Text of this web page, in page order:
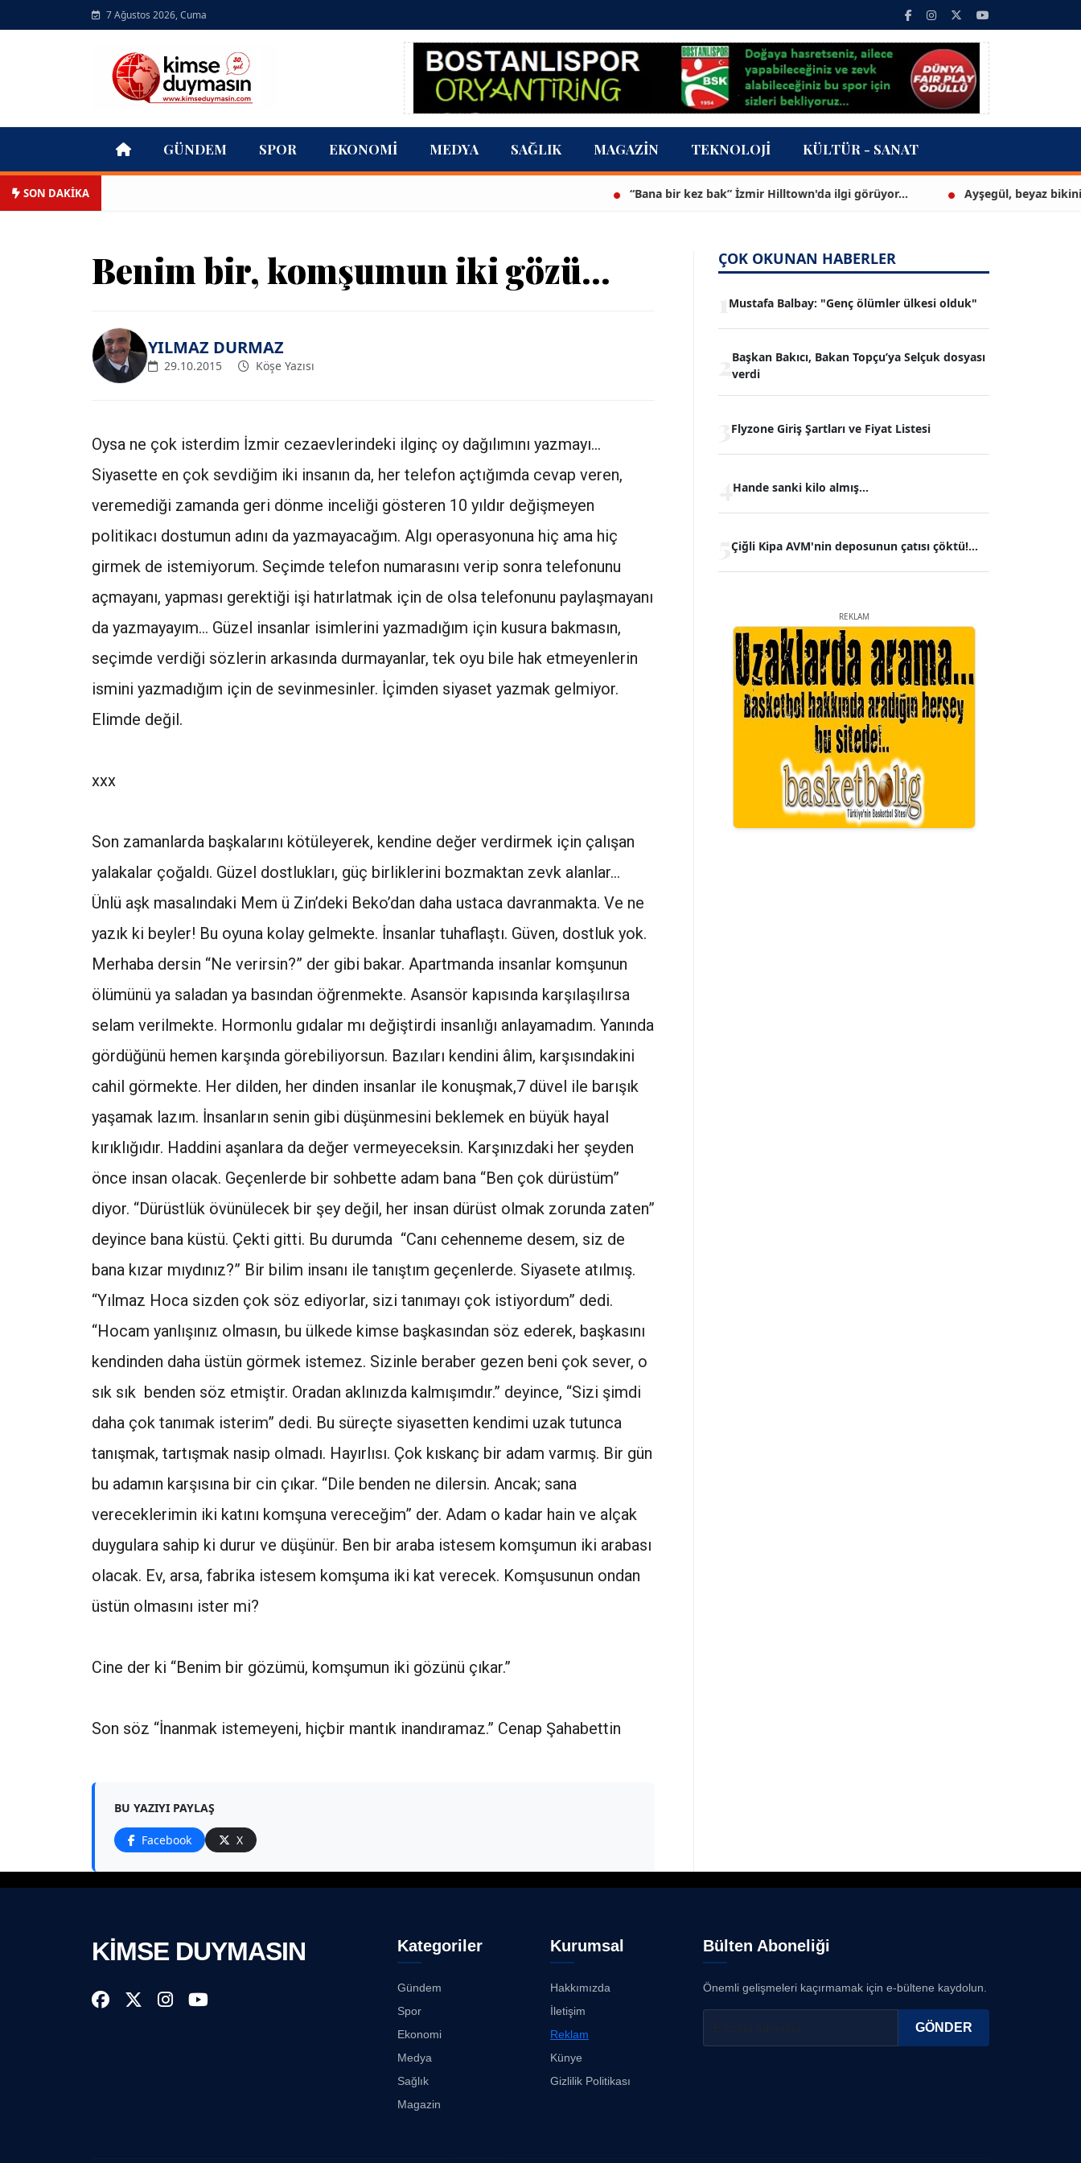
7 Ağustos 2026, Cuma
GÜNDEM SPOR EKONOMI MEDYA SAĞLIK MAGAZIN TEKNOLOJI KÜLTÜR - SANAT
SON DAKİKA “Bana bir kez bak” İzmir Hilltown'da ilgi görüyor... Ayşegül, beyaz bikinisiyle
Benim bir, komşumun iki gözü…
YILMAZ DURMAZ
29.10.2015 Köşe Yazısı
Oysa ne çok isterdim İzmir cezaevlerindeki ilginç oy dağılımını yazmayı…
Siyasette en çok sevdiğim iki insanın da, her telefon açtığımda cevap veren,
veremediği zamanda geri dönme inceliği gösteren 10 yıldır değişmeyen
politikacı dostumun adını da yazmayacağım. Algı operasyonuna hiç ama hiç
girmek de istemiyorum. Seçimde telefon numarasını verip sonra telefonunu
açmayanı, yapması gerektiği işi hatırlatmak için de olsa telefonunu paylaşmayanı
da yazmayayım… Güzel insanlar isimlerini yazmadığım için kusura bakmasın,
seçimde verdiği sözlerin arkasında durmayanlar, tek oyu bile hak etmeyenlerin
ismini yazmadığım için de sevinmesinler. İçimden siyaset yazmak gelmiyor.
Elimde değil.
xxx
Son zamanlarda başkalarını kötüleyerek, kendine değer verdirmek için çalışan
yalakalar çoğaldı. Güzel dostlukları, güç birliklerini bozmaktan zevk alanlar…
Ünlü aşk masalındaki Mem ü Zin’deki Beko’dan daha ustaca davranmakta. Ve ne
yazık ki beyler! Bu oyuna kolay gelmekte. İnsanlar tuhaflaştı. Güven, dostluk yok.
Merhaba dersin “Ne verirsin?” der gibi bakar. Apartmanda insanlar komşunun
ölümünü ya saladan ya basından öğrenmekte. Asansör kapısında karşılaşılırsa
selam verilmekte. Hormonlu gıdalar mı değiştirdi insanlığı anlayamadım. Yanında
gördüğünü hemen karşında görebiliyorsun. Bazıları kendini âlim, karşısındakini
cahil görmekte. Her dilden, her dinden insanlar ile konuşmak,7 düvel ile barışık
yaşamak lazım. İnsanların senin gibi düşünmesini beklemek en büyük hayal
kırıklığıdır. Haddini aşanlara da değer vermeyeceksin. Karşınızdaki her şeyden
önce insan olacak. Geçenlerde bir sohbette adam bana “Ben çok dürüstüm”
diyor. “Dürüstlük övünülecek bir şey değil, her insan dürüst olmak zorunda zaten”
deyince bana küstü. Çekti gitti. Bu durumda “Canı cehenneme desem, siz de
bana kızar mıydınız?” Bir bilim insanı ile tanıştım geçenlerde. Siyasete atılmış.
“Yılmaz Hoca sizden çok söz ediyorlar, sizi tanımayı çok istiyordum” dedi.
“Hocam yanlışınız olmasın, bu ülkede kimse başkasından söz ederek, başkasını
kendinden daha üstün görmek istemez. Sizinle beraber gezen beni çok sever, o
sık sık benden söz etmiştir. Oradan aklınızda kalmışımdır.” deyince, “Sizi şimdi
daha çok tanımak isterim” dedi. Bu süreçte siyasetten kendimi uzak tutunca
tanışmak, tartışmak nasip olmadı. Hayırlısı. Çok kıskanç bir adam varmış. Bir gün
bu adamın karşısına bir cin çıkar. “Dile benden ne dilersin. Ancak; sana
vereceklerimin iki katını komşuna vereceğim” der. Adam o kadar hain ve alçak
duygulara sahip ki durur ve düşünür. Ben bir araba istesem komşumun iki arabası
olacak. Ev, arsa, fabrika istesem komşuma iki kat verecek. Komşusunun ondan
üstün olmasını ister mi?
Cine der ki “Benim bir gözümü, komşumun iki gözünü çıkar.”
Son söz “İnanmak istemeyeni, hiçbir mantık inandıramaz.” Cenap Şahabettin
BU YAZIYI PAYLAŞ
Facebook X
ÇOK OKUNAN HABERLER
Mustafa Balbay: "Genç ölümler ülkesi olduk"
Başkan Bakıcı, Bakan Topçu’ya Selçuk dosyası
verdi
Flyzone Giriş Şartları ve Fiyat Listesi
Hande sanki kilo almış...
Çiğli Kipa AVM'nin deposunun çatısı çöktü!...
REKLAM
KİMSE DUYMASIN Kategoriler
Gündem
Spor
Ekonomi
Medya
Sağlık
Magazin
Kurumsal
Hakkımızda
İletişim
Reklam
Künye
Gizlilik Politikası
Bülten Aboneliği
Önemli gelişmeleri kaçırmamak için e-bültene kaydolun.
GÖNDER